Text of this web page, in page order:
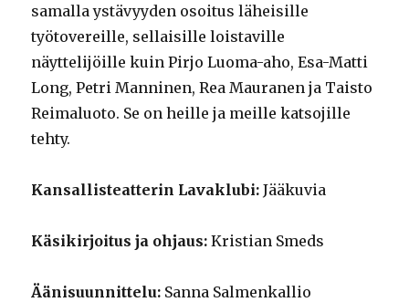
samalla ystävyyden osoitus läheisille
työtovereille, sellaisille loistaville
näyttelijöille kuin Pirjo Luoma-aho, Esa-Matti
Long, Petri Manninen, Rea Mauranen ja Taisto
Reimaluoto. Se on heille ja meille katsojille
tehty.
Kansallisteatterin Lavaklubi:Jääkuvia
Käsikirjoitus ja ohjaus:Kristian Smeds
Äänisuunnittelu: Sanna Salmenkallio